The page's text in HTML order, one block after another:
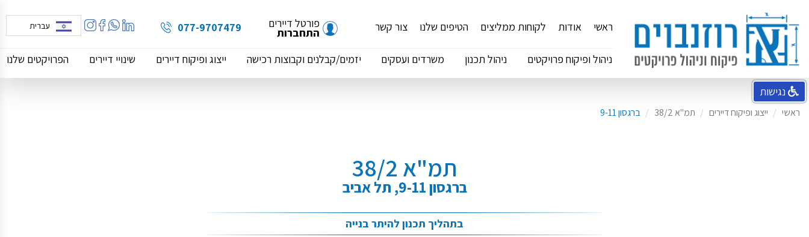
ראשי אודות לקוחות ממליצים הטיפים שלנו צור קשר פורטל דיירים
התחברות 077-9707479 עברית
ניהול ופיקוח פרויקטים ניהול תכנון משרדים ועסקים יזמים/קבלנים וקבוצות רכישה ייצוג ופיקוח דיירים שינויי דיירים הפרויקטים שלנו
ראשי ייצוג ופיקוח דיירים תמ"א 38/2 ברגסון 9-11
תמ"א 38/2
ברגסון 9-11, תל אביב
בתהליך תכנון להיתר בנייה
נגישות